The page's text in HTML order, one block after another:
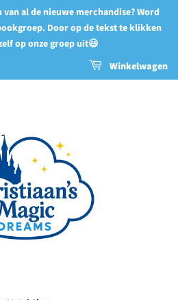
al de nieuwe merchandise? Word
Door op de tekst te klikken
op onze groep uit😃
Winkelwagen